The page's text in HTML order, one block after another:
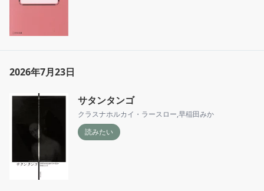
2026年7月23日
サタンタンゴ
クラスナホルカイ・ラースロー,早稲田みか
読みたい